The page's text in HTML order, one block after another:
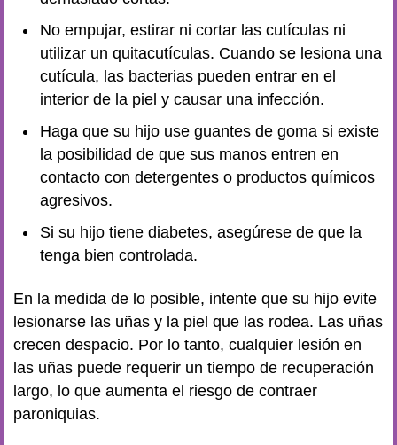
No empujar, estirar ni cortar las cutículas ni
utilizar un quitacutículas. Cuando se lesiona una
cutícula, las bacterias pueden entrar en el
interior de la piel y causar una infección.
Haga que su hijo use guantes de goma si existe
la posibilidad de que sus manos entren en
contacto con detergentes o productos químicos
agresivos.
Si su hijo tiene diabetes, asegúrese de que la
tenga bien controlada.
En la medida de lo posible, intente que su hijo evite
lesionarse las uñas y la piel que las rodea. Las uñas
crecen despacio. Por lo tanto, cualquier lesión en
las uñas puede requerir un tiempo de recuperación
largo, lo que aumenta el riesgo de contraer
paroniquias.